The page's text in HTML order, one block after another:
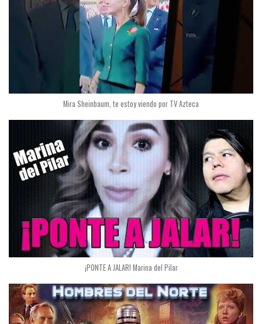
Mira Sheinbaum, te estoy viendo por TV Azteca
¡PONTE A JALAR! Marina del Pilar